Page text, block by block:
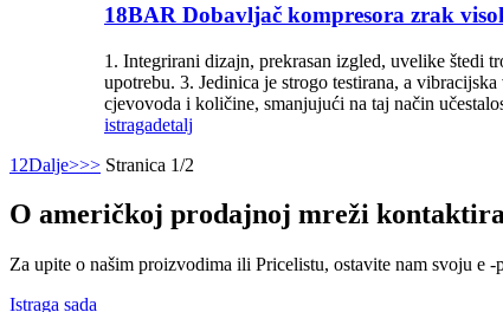
18BAR Dobavljač kompresora zrak
1. Integrirani dizajn, prekrasan izgled, uvelike štedi
upotrebu. 3. Jedinica je strogo testirana, a
cjevovoda i količine, smanjujući na taj način
istragadetalj
1 2Dalje>>> Stranica 1/2
O američkoj prodajnoj mreži
Za upite o našim proizvodima ili Pricelistu, ostavite nam svoju e
Istraga sada